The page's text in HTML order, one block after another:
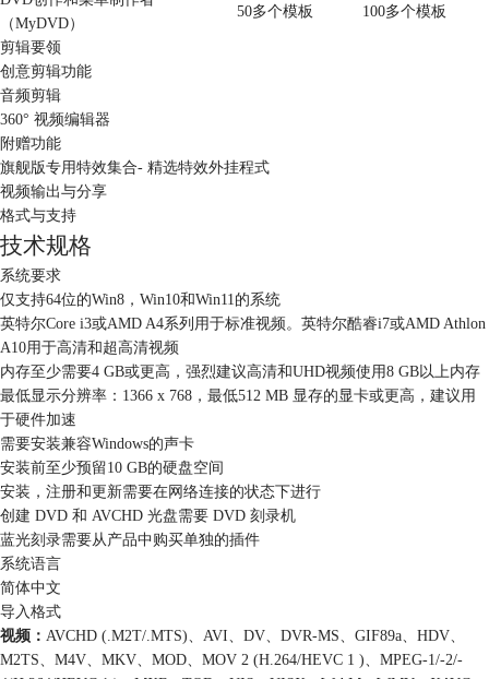
（MyDVD）
50多个模板 100多个模板
剪辑要领
创意剪辑功能
音频剪辑
360° 视频编辑器
附赠功能
旗舰版专用特效集合- 精选特效外挂程式
视频输出与分享
格式与支持
技术规格
系统要求
仅支持64位的Win8，Win10和Win11的系统
英特尔Core i3或AMD A4系列用于标准视频。英特尔酷睿i7或AMD Athlon
A10用于高清和超高清视频
内存至少需要4 GB或更高，强烈建议高清和UHD视频使用8 GB以上内存
最低显示分辨率：1366 x 768，最低512 MB 显存的显卡或更高，建议用
于硬件加速
需要安装兼容Windows的声卡
安装前至少预留10 GB的硬盘空间
安装，注册和更新需要在网络连接的状态下进行
创建 DVD 和 AVCHD 光盘需要 DVD 刻录机
蓝光刻录需要从产品中购买单独的插件
系统语言
简体中文
导入格式
视频： AVCHD (.M2T/.MTS)、AVI、DV、DVR-MS、GIF89a、HDV、
M2TS、M4V、MKV、MOD、MOV 2 (H.264/HEVC 1 )、MPEG-1/-2/-